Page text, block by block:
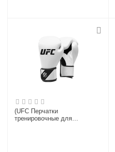
(UFC Перчатки
тренировочные для